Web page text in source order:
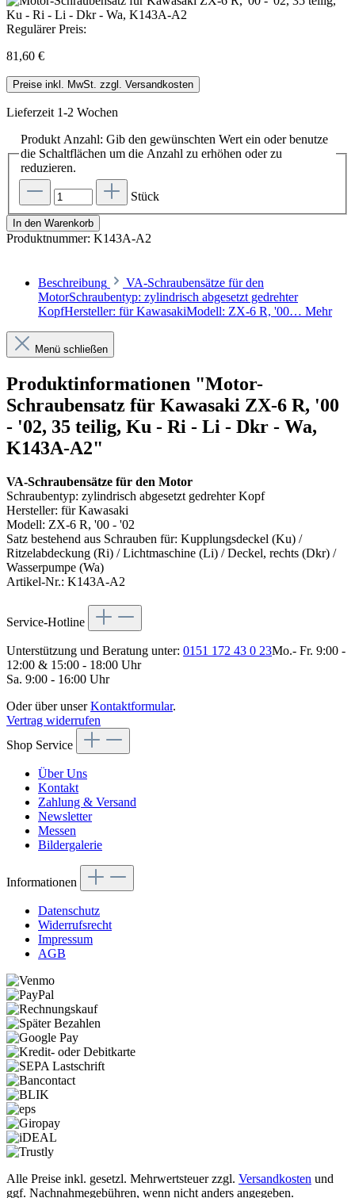
Regulärer Preis:
81,60 €
Preise inkl. MwSt. zzgl. Versandkosten
Lieferzeit 1-2 Wochen
Produkt Anzahl: Gib den gewünschten Wert ein oder benutze
die Schaltflächen um die Anzahl zu erhöhen oder zu
reduzieren.
Stück
In den Warenkorb
Produktnummer: K143A-A2
Beschreibung
VA-Schraubensätze für den
MotorSchraubentyp: zylindrisch abgesetzt gedrehter
KopfHersteller: für KawasakiModell: ZX-6 R, '00… Mehr
Menü schließen
Produktinformationen "Motor-
Schraubensatz für Kawasaki ZX-6 R, '00
- '02, 35 teilig, Ku - Ri - Li - Dkr - Wa,
K143A-A2"
VA-Schraubensätze für den Motor
Schraubentyp: zylindrisch abgesetzt gedrehter Kopf
Hersteller: für Kawasaki
Modell: ZX-6 R, '00 - '02
Satz bestehend aus Schrauben für: Kupplungsdeckel (Ku) /
Ritzelabdeckung (Ri) / Lichtmaschine (Li) / Deckel, rechts (Dkr) /
Wasserpumpe (Wa)
Artikel-Nr.: K143A-A2
Service-Hotline
Unterstützung und Beratung unter: 0151 172 43 0 23Mo.- Fr. 9:00 -
12:00 & 15:00 - 18:00 Uhr
Sa. 9:00 - 16:00 Uhr
Oder über unserKontaktformular.
Vertrag widerrufen
Shop Service
Über Uns
Kontakt
Zahlung & Versand
Newsletter
Messen
Bildergalerie
Informationen
Datenschutz
Widerrufsrecht
Impressum
AGB
Alle Preise inkl. gesetzl. Mehrwertsteuer zzgl. Versandkosten und
ggf. Nachnahmegebühren, wenn nicht anders angegeben.